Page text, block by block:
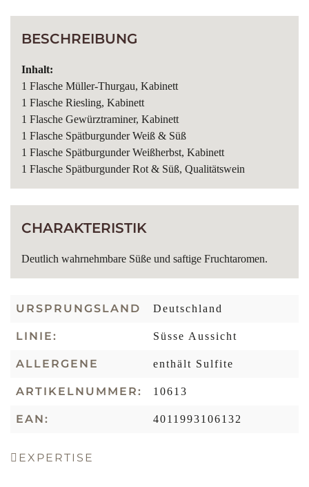
BESCHREIBUNG
Inhalt:
1 Flasche Müller-Thurgau, Kabinett
1 Flasche Riesling, Kabinett
1 Flasche Gewürztraminer, Kabinett
1 Flasche Spätburgunder Weiß & Süß
1 Flasche Spätburgunder Weißherbst, Kabinett
1 Flasche Spätburgunder Rot & Süß, Qualitätswein
CHARAKTERISTIK
Deutlich wahrnehmbare Süße und saftige Fruchtaromen.
URSPRUNGSLAND Deutschland
LINIE: Süsse Aussicht
ALLERGENE enthält Sulfite
ARTIKELNUMMER: 10613
EAN: 4011993106132
EXPERTISE